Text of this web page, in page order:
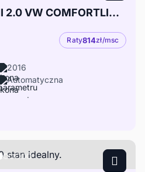
Volkswagen Golf VII 2.0 VW COMFORTLINE 2,0TDI 150KM, DSG, serwisowany w ASO, bezwypadkowy
Raty814zł/msc
2016
Automatyczna